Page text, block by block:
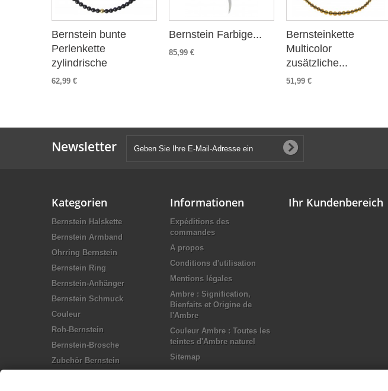
Bernstein bunte
Perlenkette
zylindrische
62,99 €
Bernstein Farbige...
85,99 €
Bernsteinkette
Multicolor
zusätzliche...
51,99 €
Newsletter
Kategorien
Bernstein Halskette
Bernstein Armband
Ohrring Bernstein
Bernstein Ring
Bernstein-Anhänger
Bernstein Schmuck
Couleur
Roh-Bernstein
Bernstein-Brosche
Zubehör Bernstein
Informationen
Expéditions des
commandes
A propos
Conditions d'utilisation
Mentions légales
Ambre : Signification,
Bienfaits et Origine de
l'Ambre
Couleur Ambre : Toutes les
teintes d'Ambre naturel
Sitemap
Ihr Kundenbereich